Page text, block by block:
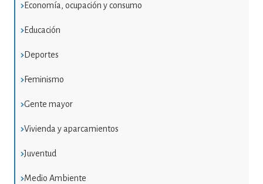
Economía, ocupación y consumo
Educación
Deportes
Feminismo
Gente mayor
Vivienda y aparcamientos
Juventud
Medio Ambiente